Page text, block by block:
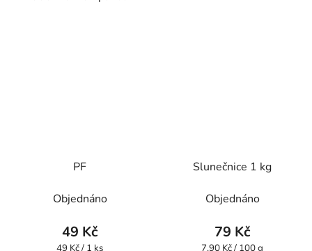
PF
Objednáno
49 Kč
Měrná
Slunečnice 1 kg
Objednáno
79 Kč
Měrná